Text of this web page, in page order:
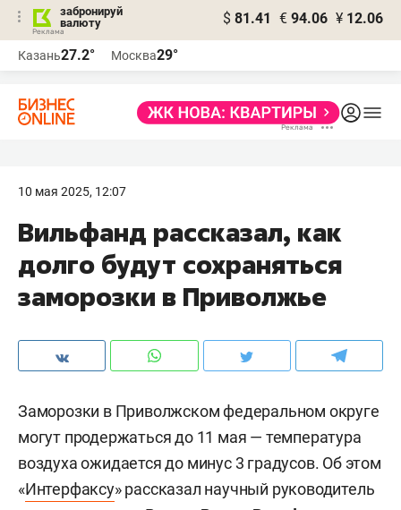
забронируй
валюту
$ 81.41 € 94.06 ¥ 12.06
Казань27.2° Москва29°
10 мая 2025, 12:07
Вильфанд рассказал, как
долго будут сохраняться
заморозки в Приволжье
Заморозки в Приволжском федеральном округе
могут продержаться до 11 мая — температура
воздуха ожидается до минус 3 градусов. Об этом
«Интерфаксу» рассказал научный руководитель